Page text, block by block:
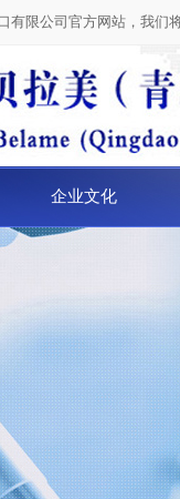
有限公司官方网站，我们
企业文化